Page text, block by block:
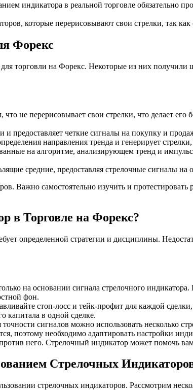
индикатора в реальной торговле обязательно
которые перерисовывают свои стрелки, так
Форекс
торговли на Форекс. Некоторые из них
что не перерисовывает свои стрелки, что делает
и предоставляет четкие сигналы на покупку и
направления тренда и генерирует
на алгоритме, анализирующем тренд и
средние, предоставляя стрелочные сигналы
Важно самостоятельно изучить и
в Торговле на Форекс?
определенной стратегии и дисциплины.
на основании сигнала стрелочного
фон.
стоп-лосс и тейк-профит для каждой
капитала в одной сделке.
сигналов можно использовать несколько
поэтому необходимо адаптировать настройки
него. Стрелочный индикатор может помочь
Стрелочных
стрелочных индикаторов. Рассмотрим